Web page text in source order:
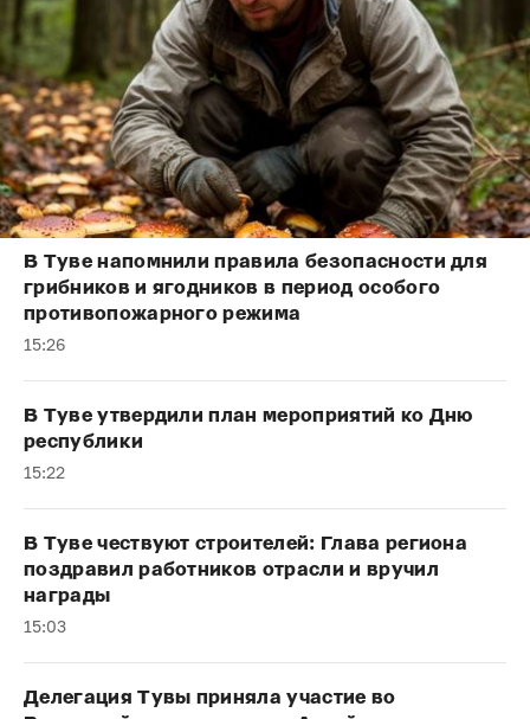
В Туве напомнили правила безопасности для
грибников и ягодников в период особого
противопожарного режима
15:26
В Туве утвердили план мероприятий ко Дню
республики
15:22
В Туве чествуют строителей: Глава региона
поздравил работников отрасли и вручил
награды
15:03
Делегация Тувы приняла участие во